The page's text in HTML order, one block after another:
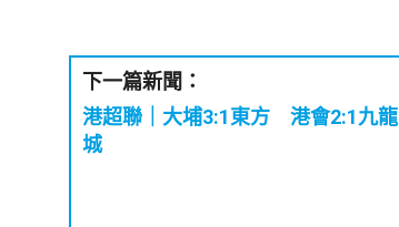
下一篇新聞：
港超聯｜大埔3:1東方 港會2:1九龍
城